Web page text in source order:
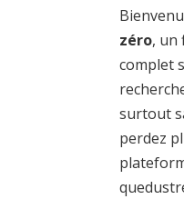
zéro, un
complet
surtout
perdez